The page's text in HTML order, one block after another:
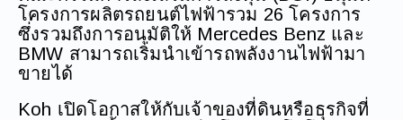
โครงการผลิตรถยนต์ไฟฟ้ารวม 26 โครงการ
ซึ่งรวมถึงการอนุมัติให้ Mercedes Benz และ
BMW สามารถเริ่มนำเข้ารถพลังงานไฟฟ้ามา
ขายได้
Koh เปิดโอกาสให้กับเจ้าของที่ดินหรือธุรกิจที่